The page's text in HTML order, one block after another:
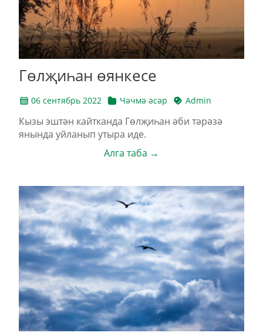
Гөлҗиһан өянкесе
06 сентябрь 2022 Чәчмә әсәр Admin
Кызы эштән кайтканда Гөлҗиһан әби тәрәзә
янында уйланып утыра иде.
Алга таба →